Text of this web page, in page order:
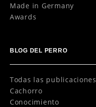
Made in Germany
Awards
BLOG DEL PERRO
Todas las publicaciones
Cachorro
Conocimiento